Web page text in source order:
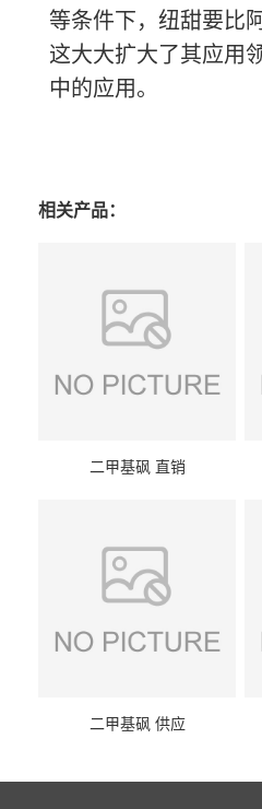
等条件下，纽甜要比
这大大扩大了其应用
中的应用。
相关产品：
二甲基砜 直销
二甲基砜 供应